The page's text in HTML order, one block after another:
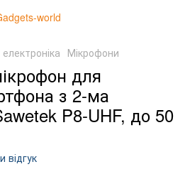
Мікрофони
для
з 2-ма
P8-UHF, до 50
відгук